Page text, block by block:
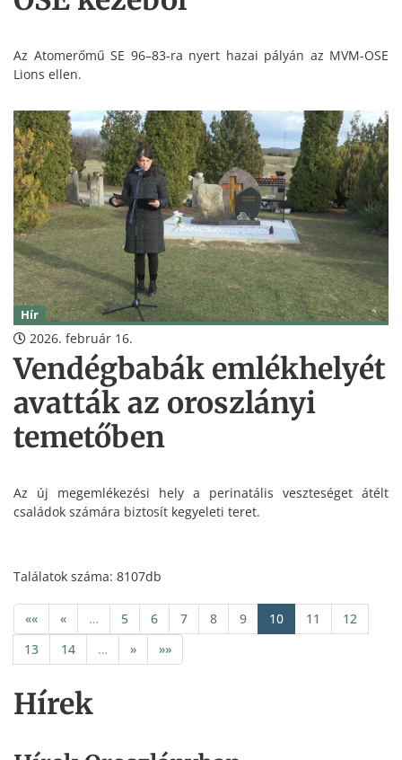
Hírek
Az Atomerőmű SE 96–83-ra nyert hazai pályán az MVM-OSE
Lions ellen.
Hír
2026. február 16.
Vendégbabák emlékhelyét
avatták az oroszlányi
temetőben
Az új megemlékezési hely a perinatális veszteséget átélt
családok számára biztosít kegyeleti teret.
Találatok száma: 8107db
«« « … 5 6 7 8 9 10 11
12
13
14 … » »»